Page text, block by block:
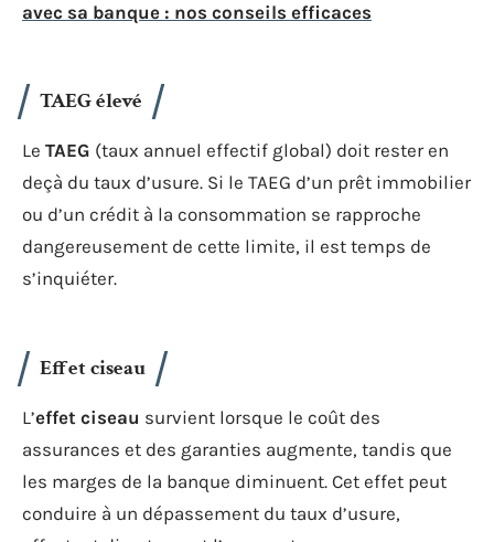
avec sa banque : nos conseils efficaces
TAEG élevé
Le TAEG (taux annuel effectif global) doit rester en
deçà du taux d’usure. Si le TAEG d’un prêt immobilier
ou d’un crédit à la consommation se rapproche
dangereusement de cette limite, il est temps de
s’inquiéter.
Effet ciseau
L’effet ciseau survient lorsque le coût des
assurances et des garanties augmente, tandis que
les marges de la banque diminuent. Cet effet peut
conduire à un dépassement du taux d’usure,